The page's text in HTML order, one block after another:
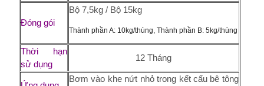
Đóng gói
Bộ 7,5kg / Bộ 15kg
Thành phần A: 10kg/thùng, Thành phần B: 5kg/thùng
Thời hạn
sử dụng
12 Tháng
Bơm vào khe nứt nhỏ trong kết cấu bê tông